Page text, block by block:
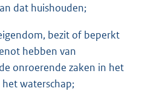
dat huishouden;
bezit of beperkt
hebben van
onroerende zaken in het
waterschap;